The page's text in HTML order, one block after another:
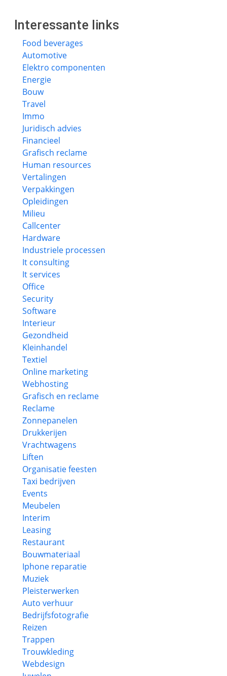
Interessante links
Food beverages
Automotive
Elektro componenten
Energie
Bouw
Travel
Immo
Juridisch advies
Financieel
Grafisch reclame
Human resources
Vertalingen
Verpakkingen
Opleidingen
Milieu
Callcenter
Hardware
Industriele processen
It consulting
It services
Office
Security
Software
Interieur
Gezondheid
Kleinhandel
Textiel
Online marketing
Webhosting
Grafisch en reclame
Reclame
Zonnepanelen
Drukkerijen
Vrachtwagens
Liften
Organisatie feesten
Taxi bedrijven
Events
Meubelen
Interim
Leasing
Restaurant
Bouwmateriaal
Iphone reparatie
Muziek
Pleisterwerken
Auto verhuur
Bedrijfsfotografie
Reizen
Trappen
Trouwkleding
Webdesign